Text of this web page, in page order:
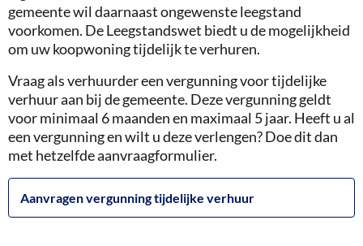
gemeente wil daarnaast ongewenste leegstand
voorkomen. De Leegstandswet biedt u de mogelijkheid
om uw koopwoning tijdelijk te verhuren.
Vraag als verhuurder een vergunning voor tijdelijke
verhuur aan bij de gemeente. Deze vergunning geldt
voor minimaal 6 maanden en maximaal 5 jaar. Heeft u al
een vergunning en wilt u deze verlengen? Doe dit dan
met hetzelfde aanvraagformulier.
Aanvragen vergunning tijdelijke verhuur